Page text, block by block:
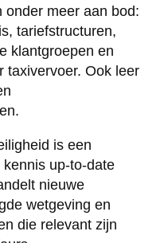
onder meer aan bod:
tariefstructuren,
klantgroepen en
taxivervoer. Ook leer
is een
up-to-date
nieuwe
wetgeving en
die relevant zijn